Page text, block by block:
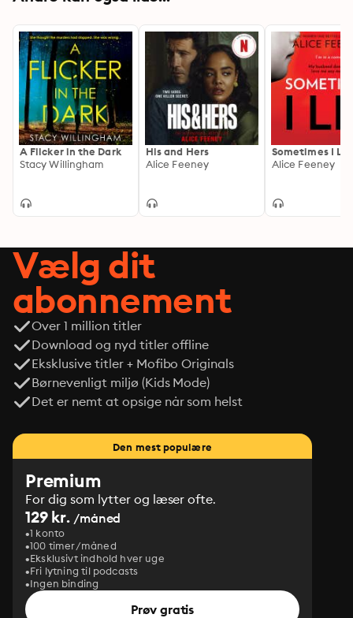
A Flicker in the Dark
Stacy Willingham
His and Hers
Alice Feeney
Sometimes I Lie
Alice Feeney
Vælg dit
abonnement
Over 1 million titler
Download og nyd titler offline
Eksklusive titler + Mofibo Originals
Børnevenligt miljø (Kids Mode)
Det er nemt at opsige når som helst
Den mest populære
Premium
For dig som lytter og læser ofte.
129 kr. /måned
1 konto
100 timer/måned
Eksklusivt indhold hver uge
Fri lytning til podcasts
Ingen binding
Prøv gratis